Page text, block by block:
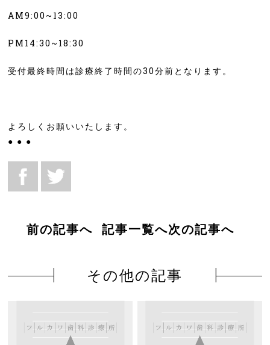
AM9:00~13:00
PM14:30~18:30
受付最終時間は診療終了時間の30分前となります。
よろしくお願いいたします。
● ● ●
前の記事へ 記事一覧へ次の記事へ
その他の記事